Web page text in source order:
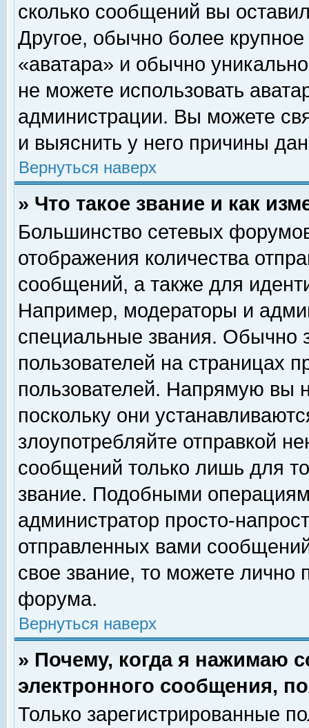
сколько сообщений вы
Другое, обычно более
«аватара» и обычно
не можете использовать
администрации. Вы можете
и выяснить у него причины
Вернуться наверх
» Что такое звание и как
Большинство сетевых
отображения количества
сообщений, а также для
Например, модераторы и
специальные звания. Обычно
пользователей на страницах
пользователей. Напрямую вы
поскольку они
злоупотребляйте отправкой
сообщений только лишь для
звание. Подобными
администратор просто-
отправленных вами
свое звание, то можете лично
форума.
Вернуться наверх
» Почему, когда я нажимаю
электронного сообщения,
Только зарегистрированные